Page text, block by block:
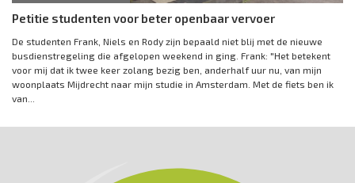
Petitie studenten voor beter openbaar vervoer
De studenten Frank, Niels en Rody zijn bepaald niet blij met de nieuwe
busdienstregeling die afgelopen weekend in ging. Frank: "Het betekent
voor mij dat ik twee keer zolang bezig ben, anderhalf uur nu, van mijn
woonplaats Mijdrecht naar mijn studie in Amsterdam. Met de fiets ben ik
van...